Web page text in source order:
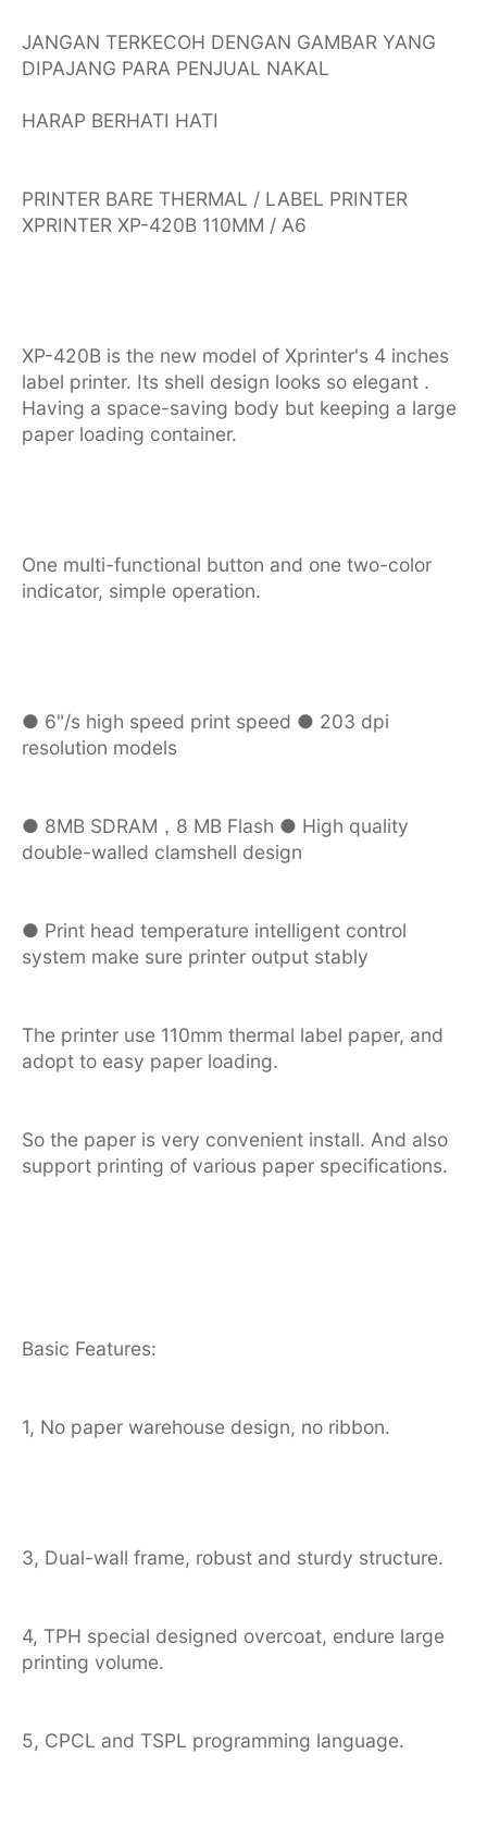
JANGAN TERKECOH DENGAN GAMBAR YANG
DIPAJANG PARA PENJUAL NAKAL
HARAP BERHATI HATI
PRINTER BARE THERMAL / LABEL PRINTER
XPRINTER XP-420B 110MM / A6
XP-420B is the new model of Xprinter's 4 inches
label printer. Its shell design looks so elegant .
Having a space-saving body but keeping a large
paper loading container.
One multi-functional button and one two-color
indicator, simple operation.
● 6"/s high speed print speed ● 203 dpi
resolution models
● 8MB SDRAM，8 MB Flash ● High quality
double-walled clamshell design
● Print head temperature intelligent control
system make sure printer output stably
The printer use 110mm thermal label paper, and
adopt to easy paper loading.
So the paper is very convenient install. And also
support printing of various paper specifications.
Basic Features:
1, No paper warehouse design, no ribbon.
3, Dual-wall frame, robust and sturdy structure.
4, TPH special designed overcoat, endure large
printing volume.
5, CPCL and TSPL programming language.